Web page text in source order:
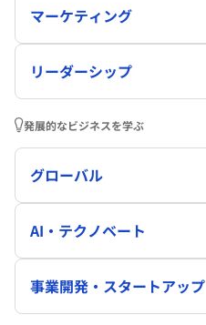
マーケティング
リーダーシップ
発展的なビジネスを学ぶ
グローバル
AI・テクノベート
事業開発・スタートアップ